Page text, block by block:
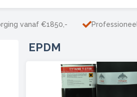
vanaf €1850,-
EPDM